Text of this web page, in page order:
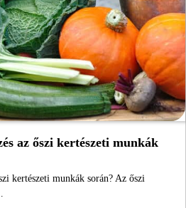
az őszi kertészeti munkák
kertészeti munkák során? Az őszi